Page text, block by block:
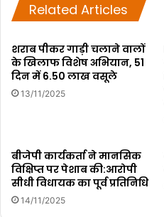
Related Articles
शराब पीकर गाड़ी चलाने वालों
के खिलाफ विशेष अभियान, 51
दिन में 6.50 लाख वसूले
13/11/2025
बीजेपी कार्यकर्ता ने मानसिक
विक्षिप्त पर पेशाब की:आरोपी
सीधी विधायक का पूर्व प्रतिनिधि
14/11/2025